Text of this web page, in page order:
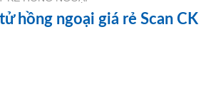
hồng ngoại giá rẻ Scan CK